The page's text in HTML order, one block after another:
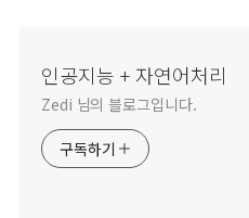
인공지능 + 자연어처리
Zedi 님의 블로그입니다.
구독하기